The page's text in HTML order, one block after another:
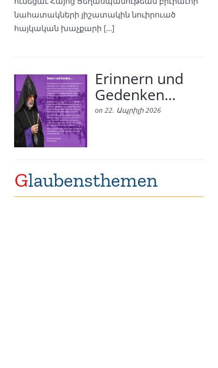
նահատակների յիշատակին նուիրուած
հայկական խաչքարի […]
Erinnern und
Gedenken…
on 22. Ապրիլի 2026
Glaubensthemen